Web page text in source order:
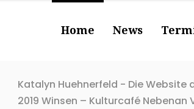
Home News
Katalyn Huehnerfeld - Die
2019 Winsen – Kulturcafé